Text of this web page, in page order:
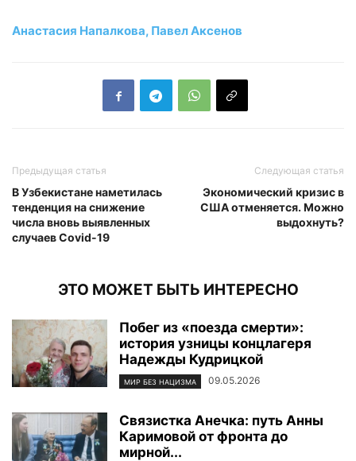
Анастасия Напалкова, Павел Аксенов
Предыдущая статья
В Узбекистане наметилась
тенденция на снижение
числа вновь выявленных
случаев Covid-19
Следующая статья
Экономический кризис в
США отменяется. Можно
выдохнуть?
ЭТО МОЖЕТ БЫТЬ ИНТЕРЕСНО
Побег из «поезда смерти»:
история узницы концлагеря
Надежды Кудрицкой
МИР БЕЗ НАЦИЗМА 09.05.2026
Связистка Анечка: путь Анны
Каримовой от фронта до
мирной...